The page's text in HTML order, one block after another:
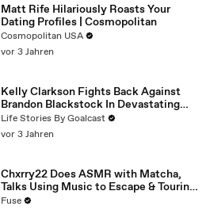
Matt Rife Hilariously Roasts Your
Dating Profiles | Cosmopolitan
Cosmopolitan USA
vor 3 Jahren
Kelly Clarkson Fights Back Against
Brandon Blackstock In Devastating
Divorce Battle
Life Stories By Goalcast
vor 3 Jahren
Chxrry22 Does ASMR with Matcha,
Talks Using Music to Escape & Touring
with The Weeknd
Fuse